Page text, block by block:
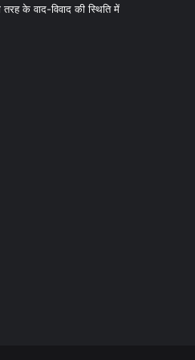
के वाद-विवाद की स्थिति में